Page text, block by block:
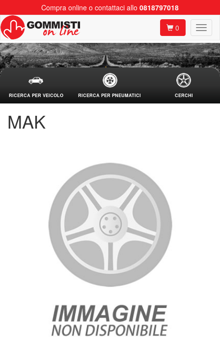
Compra online o contattaci allo 0818797018
0
RICERCA PER VEICOLO RICERCA PER PNEUMATICI CERCHI
MAK